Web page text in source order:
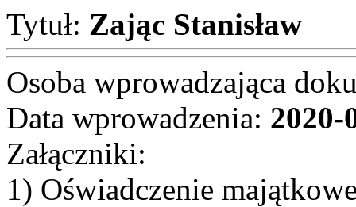
Tytuł: Zając Stanisław
Osoba wprowadzająca
Data wprowadzenia: 2020-
Załączniki:
1) Oświadczenie